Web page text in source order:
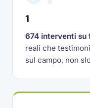
1
674 interventi su
reali che
sul campo, non